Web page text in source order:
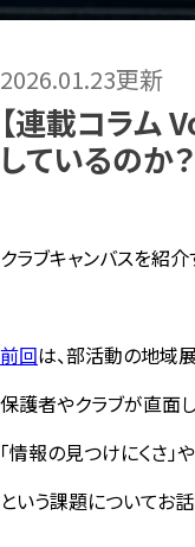
2026.01.23更新
【連載コラム
しているのか？
クラブキャンバスを紹
前回は、部活動の地域
保護者やクラブが直面
「情報の見つけにくさ」や
という課題についてお話